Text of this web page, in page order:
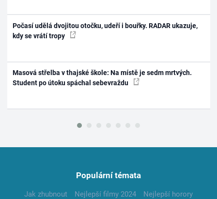
Počasí udělá dvojitou otočku, udeří i bouřky. RADAR ukazuje,
kdy se vrátí tropy
Masová střelba v thajské škole: Na místě je sedm mrtvých.
Student po útoku spáchal sebevraždu
Populární témata
Jak zhubnout Nejlepší filmy 2024
Nejlepší horory